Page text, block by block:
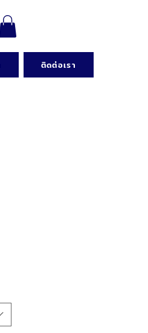
ติดต่อเรา